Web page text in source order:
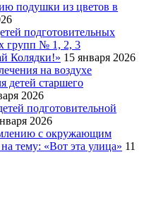
подушки из цветов в
подготовительных
групп № 1, 2, 3
Колядки!» 15 января 2026
на воздухе
детей старшего
2026
подготовительной
2026
с окружающим
тему: «Вот эта улица» 11